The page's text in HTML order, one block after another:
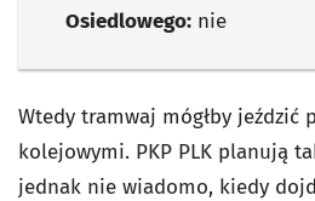
Osiedlowego: nie
Wtedy tramwaj mógłby jeździć
kolejowymi. PKP PLK planują
jednak nie wiadomo, kiedy